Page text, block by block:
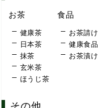
お茶
健康茶
日本茶
抹茶
玄米茶
ほうじ茶
食品
お茶請け
健康食品
お茶漬け